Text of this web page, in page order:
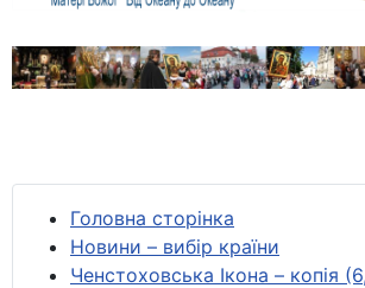
Головна сторінка
Новини – вибір країни
Ченстоховська Ікона – копія